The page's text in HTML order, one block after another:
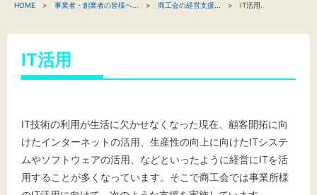
新着情報
関係機関の方へ
揖斐川町商工会情報
HOME 事業者・創業者の皆様へ 商工会の経営支援 IT活用.
IT活用
IT技術の利用が生活に欠かせなくなった現在、顧客開拓に向
けたインターネットの活用、生産性の向上に向けたITシステ
ムやソフトウェアの活用、などといったように経営にITを活
用することが多くなっています。そこで商工会では事業所様